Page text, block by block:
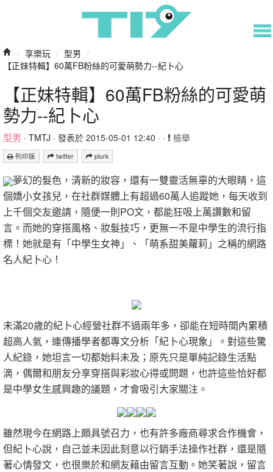
/ 享樂玩 / 型男 /
【正妹特輯】60萬FB粉絲的可愛萌勢力--紀卜心
【正妹特輯】60萬FB粉絲的可愛萌
勢力--紀卜心
型男 · TMTJ · 發表於 2015-05-01 12:40 · · 檢舉
列印版 twitter plurk
夢幻的髮色，清新的妝容，還有一雙靈活無辜的大眼睛，這
個嬌小女孩兒，在社群媒體上有超過60萬人追蹤她，每天收到
上千個交友邀請，隨便一則PO文，都能狂吸上萬讚數和留
言。而她的穿搭風格、妝髮技巧，更無一不是中學生的流行指
標！她就是有「中學生女神」、「萌系甜美蘿莉」之稱的網路
名人紀卜心！
未滿20歲的紀卜心經營社群不過兩年多，卻能在短時間內累積
超高人氣，連傳播學者都專文分析「紀卜心現象」。對這些驚
人紀錄，她坦言一切都始料未及；原先只是單純記錄生活點
滴，偶爾和朋友分享穿搭與彩妝心得或問題，也許這些恰好都
是中學女生感興趣的議題，才會吸引大家關注。
雖然現今在網路上頗具號召力，也有許多廠商尋求合作機會，
但紀卜心說，自己並未因此刻意以行銷手法操作社群，還是隨
著心情發文，也很樂於和網友藉由留言互動。她笑著說，留言